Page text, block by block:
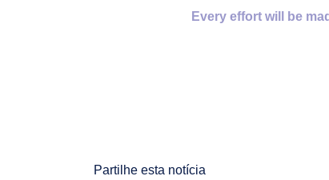
Every effort will be
Partilhe esta notícia